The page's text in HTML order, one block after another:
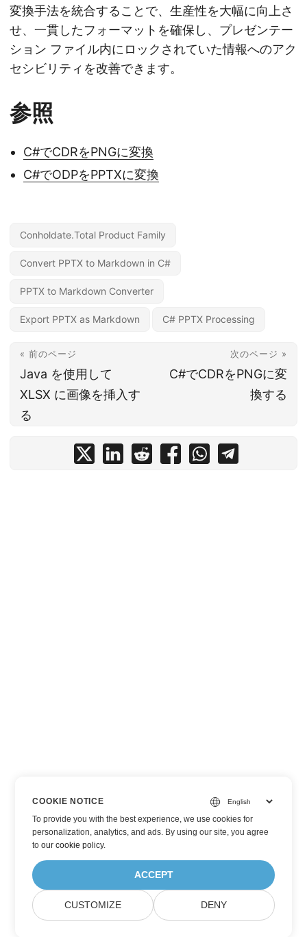
変換手法を統合することで、生産性を大幅に向上さ
せ、一貫したフォーマットを確保し、プレゼンテー
ション ファイル内にロックされていた情報へのアク
セシビリティを改善できます。
参照
C#でCDRをPNGに変換
C#でODPをPPTXに変換
Conholdate.Total Product Family
Convert PPTX to Markdown in C#
PPTX to Markdown Converter
Export PPTX as Markdown C# PPTX Processing
« 前のページ
Java を使用して
XLSX に画像を挿入す
る
次のページ »
C#でCDRをPNGに変
換する
COOKIE NOTICE
To provide you with the best experience, we use cookies for
personalization, analytics, and ads. By using our site, you agree
toour cookie policy.
ACCEPT
CUSTOMIZE DENY